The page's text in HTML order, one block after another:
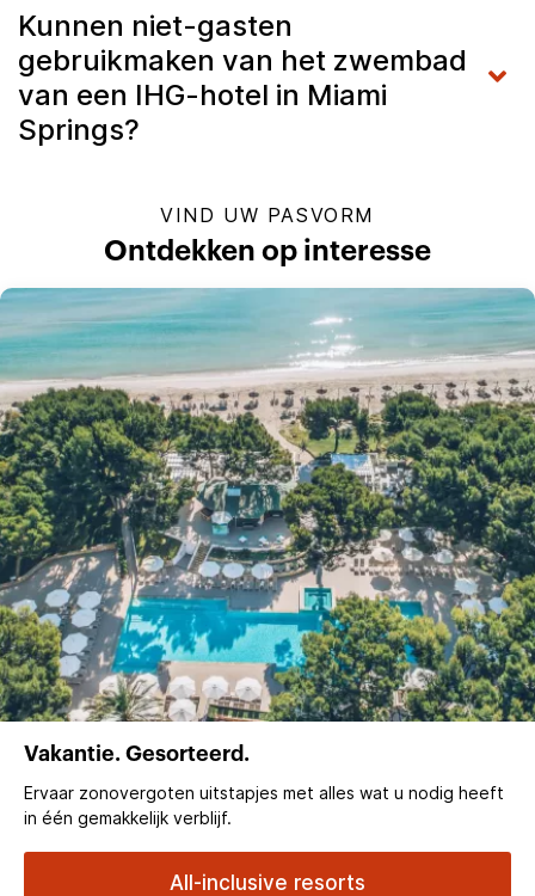
Kunnen niet-gasten
gebruikmaken van het zwembad
van een IHG-hotel in Miami
Springs?
VIND UW PASVORM
Ontdekken op interesse
Vakantie. Gesorteerd.
Ervaar zonovergoten uitstapjes met alles wat u nodig heeft
in één gemakkelijk verblijf.
All-inclusive resorts